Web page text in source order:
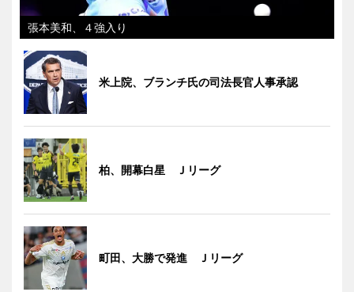
張本美和、４強入り
米上院、ブランチ氏の司法長官人事承認
柏、開幕白星 Ｊリーグ
町田、大勝で発進 Ｊリーグ